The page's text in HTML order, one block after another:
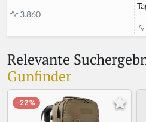
3.860
Relevante
Gunfinder